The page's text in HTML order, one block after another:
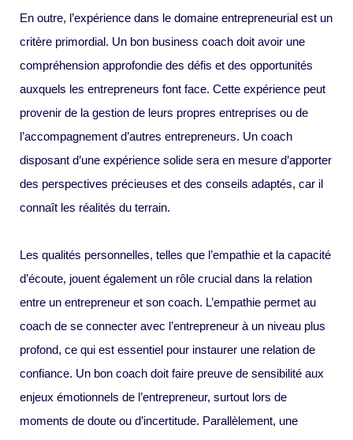
En outre, l’expérience dans le domaine entrepreneurial est un
critère primordial. Un bon business coach doit avoir une
compréhension approfondie des défis et des opportunités
auxquels les entrepreneurs font face. Cette expérience peut
provenir de la gestion de leurs propres entreprises ou de
l’accompagnement d’autres entrepreneurs. Un coach
disposant d’une expérience solide sera en mesure d’apporter
des perspectives précieuses et des conseils adaptés, car il
connaît les réalités du terrain.
Les qualités personnelles, telles que l’empathie et la capacité
d’écoute, jouent également un rôle crucial dans la relation
entre un entrepreneur et son coach. L’empathie permet au
coach de se connecter avec l’entrepreneur à un niveau plus
profond, ce qui est essentiel pour instaurer une relation de
confiance. Un bon coach doit faire preuve de sensibilité aux
enjeux émotionnels de l’entrepreneur, surtout lors de
moments de doute ou d’incertitude. Parallèlement, une